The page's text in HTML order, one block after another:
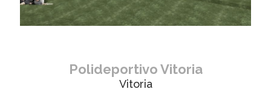
Polideportivo Vitoria
Vitoria